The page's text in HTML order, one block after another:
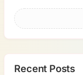
Recent Posts